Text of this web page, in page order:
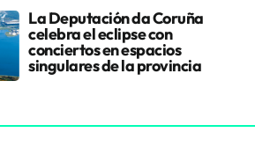
La Deputación da Coruña
celebra el eclipse con
conciertos en espacios
singulares de la provincia